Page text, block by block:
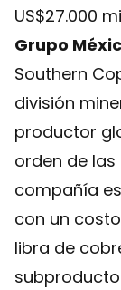
US$27.000
Grupo
Southern
división
productor
orden de las
compañía
con un
libra de